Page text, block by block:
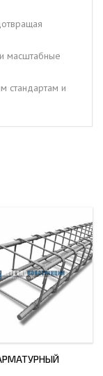
масштабные
стандартам и